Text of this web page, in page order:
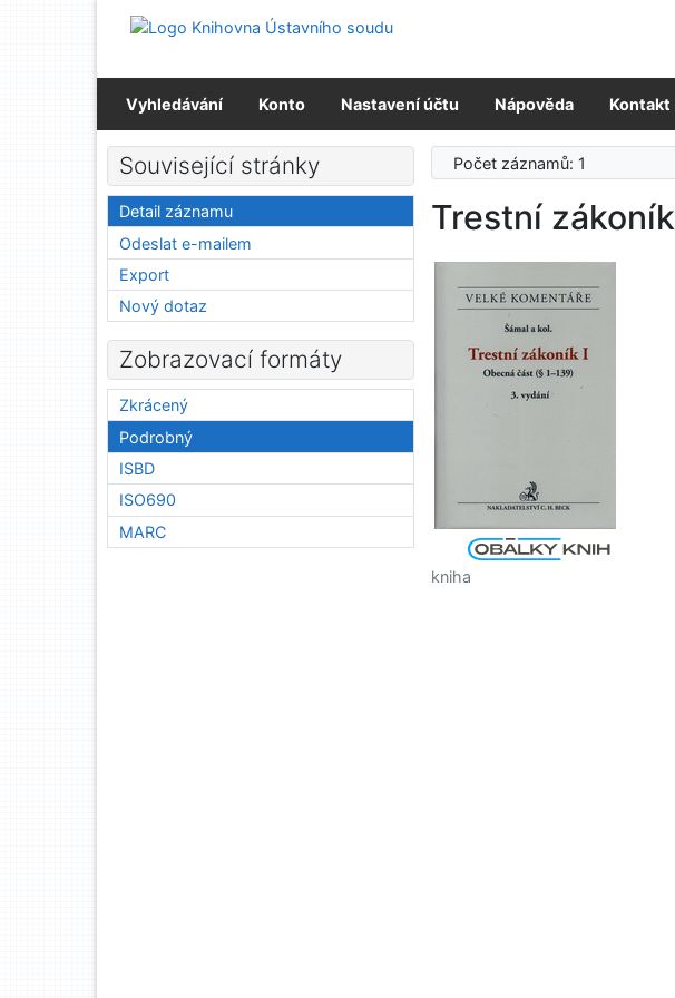
Přejít na menu
Vyhledávání Konto Nastavení účtu Nápověda Kontakt
Počet záznamů: 1
Trestní zákoník
kniha
Související stránky
Detail záznamu
Odeslat e-mailem
Export
Nový dotaz
Zobrazovací formáty
Zkrácený
Podrobný
ISBD
ISO690
MARC